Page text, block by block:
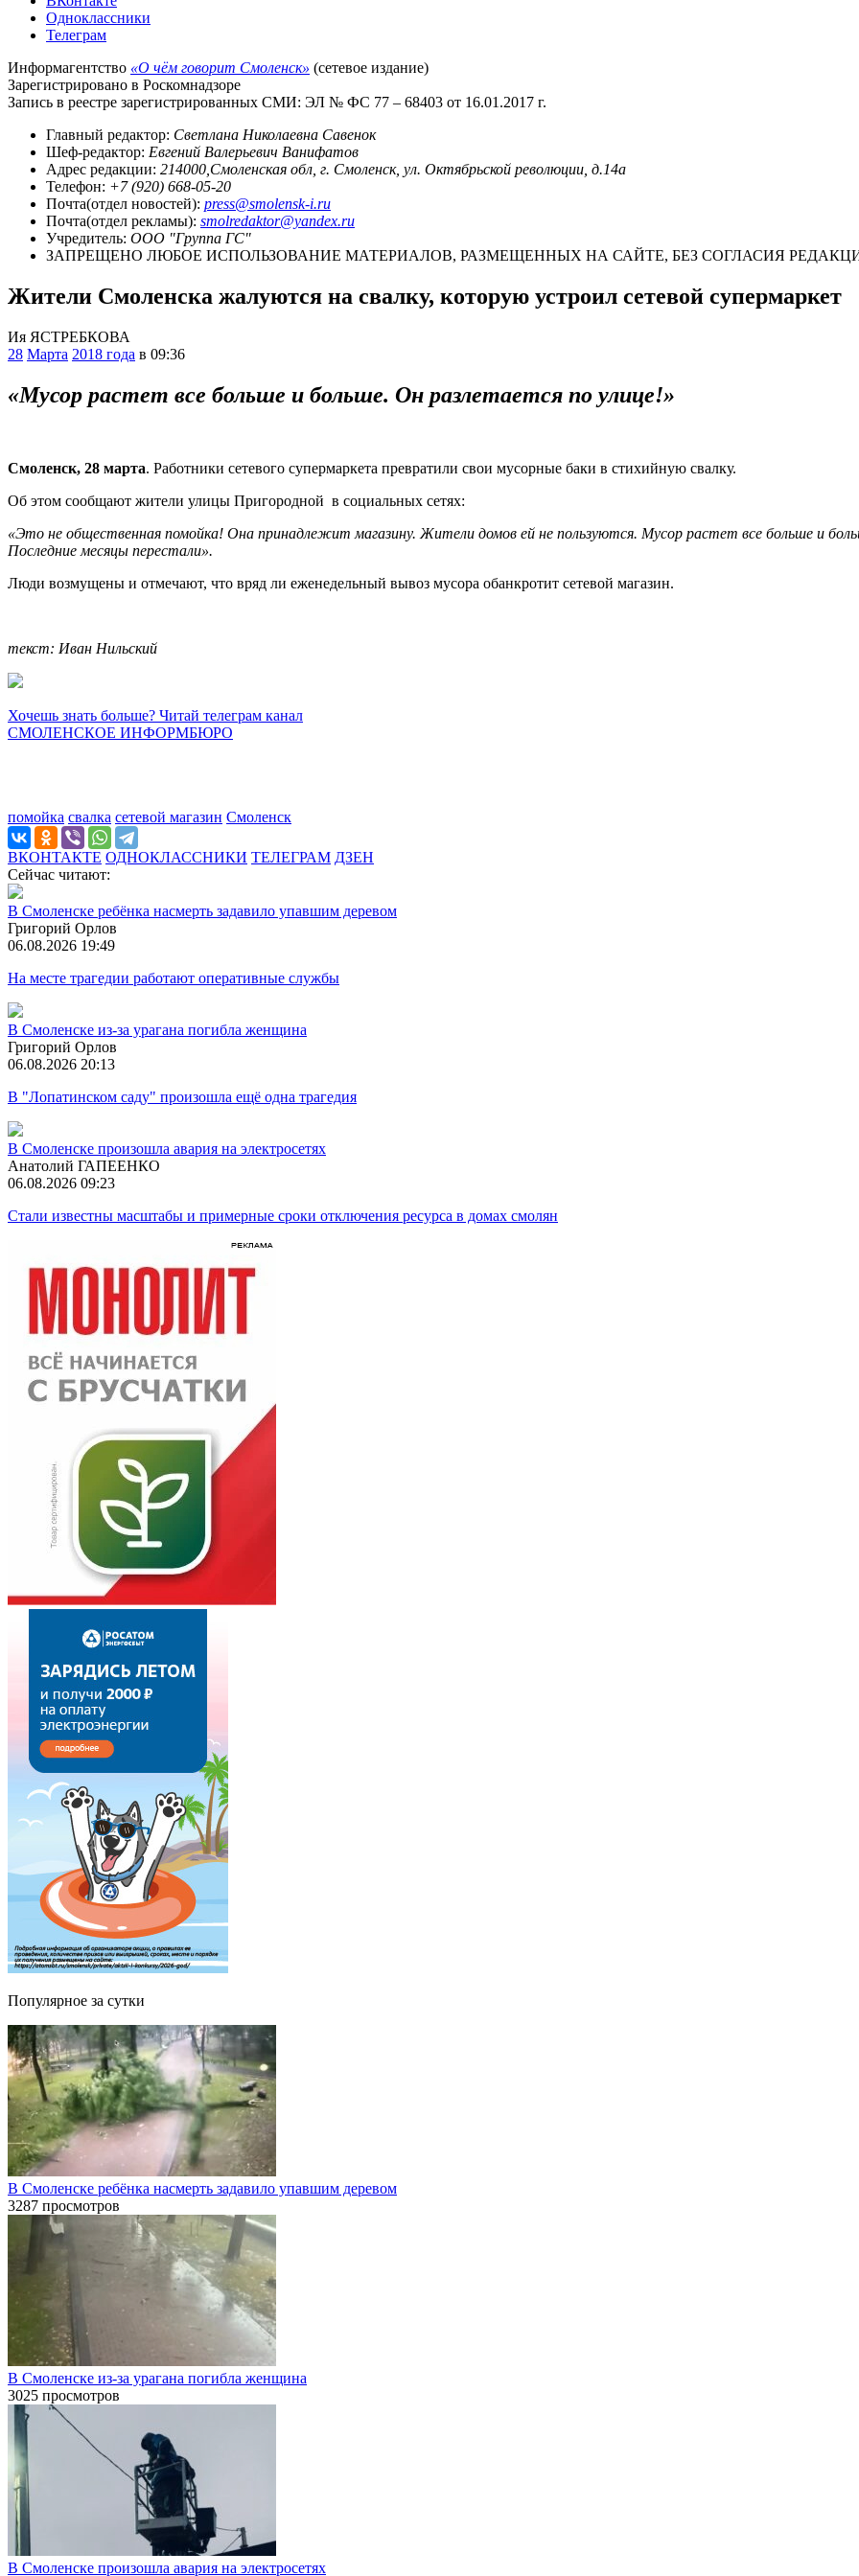
Одноклассники
Телеграм
Информагентство «О чём говорит Смоленск» (сетевое издание)
Зарегистрировано в Роскомнадзоре
Запись в реестре зарегистрированных СМИ: ЭЛ № ФС 77 – 68403 от 16.01.2017 г.
Главный редактор: Светлана Николаевна Савенок
Шеф-редактор: Евгений Валерьевич Ванифатов
Адрес редакции: 214000,Смоленская обл, г. Смоленск, ул. Октябрьской революции, д.14а
Телефон: +7 (920) 668-05-20
Почта(отдел новостей): press@smolensk-i.ru
Почта(отдел рекламы): smolredaktor@yandex.ru
Учредитель: ООО "Группа ГС"
ЗАПРЕЩЕНО ЛЮБОЕ ИСПОЛЬЗОВАНИЕ МАТЕРИАЛОВ, РАЗМЕЩЕННЫХ НА САЙТЕ, БЕЗ СОГЛАСИЯ
Жители Смоленска жалуются на свалку, которую устроил сетевой супермаркет
Ия ЯСТРЕБКОВА
28 Марта 2018 года в 09:36
«Мусор растет все больше и больше. Он разлетается по улице!»
Смоленск, 28 марта. Работники сетевого супермаркета превратили свои мусорные баки в стихийную свалку.
Об этом сообщают жители улицы Пригородной в социальных сетях:
«Это не общественная помойка! Она принадлежит магазину. Жители домов ей не пользуются. Мусор растет все больше и
Последние месяцы перестали».
Люди возмущены и отмечают, что вряд ли еженедельный вывоз мусора обанкротит сетевой магазин.
текст: Иван Нильский
Хочешь знать больше? Читай телеграм канал
СМОЛЕНСКОЕ ИНФОРМБЮРО
помойка свалка сетевой магазин Смоленск
ВКОНТАКТЕ ОДНОКЛАССНИКИ ТЕЛЕГРАМ ДЗЕН
Сейчас читают:
В Смоленске ребёнка насмерть задавило упавшим деревом
Григорий Орлов
06.08.2026 19:49
На месте трагедии работают оперативные службы
В Смоленске из-за урагана погибла женщина
Григорий Орлов
06.08.2026 20:13
В "Лопатинском саду" произошла ещё одна трагедия
В Смоленске произошла авария на электросетях
Анатолий ГАПЕЕНКО
06.08.2026 09:23
Стали известны масштабы и примерные сроки отключения ресурса в домах смолян
Популярное за сутки
В Смоленске ребёнка насмерть задавило упавшим деревом
3287 просмотров
В Смоленске из-за урагана погибла женщина
3025 просмотров
В Смоленске произошла авария на электросетях